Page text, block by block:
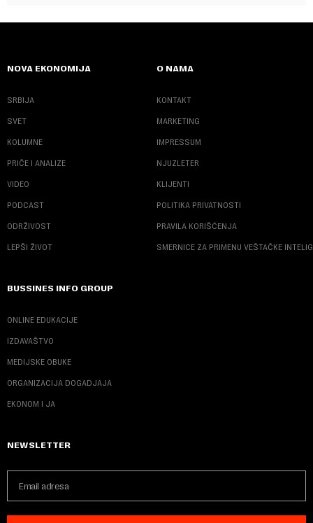
NOVA EKONOMIJA
SRBIJA
SVET
KOLUMNE
PRIČE I ANALIZE
VIDEO
PODCAST
ODRŽIVOST
LEPŠI ŽIVOT
O NAMA
KONTAKT
MARKETING
IMPRESSUM
NJUZLETER
KLIJENTI
POLITIKA PRIVATNOSTI
PRAVILA KORIŠĆENJA
SMERNICE ZA PRIMENU VEŠTAČKE
BUSSINES INFO GROUP
ONLINE EDUKACIJE
IZDAVAŠTVO
MEDIJSKE OBUKE
ORGANIZACIJA DOGADJAJA
EKONOM I JA
NEWSLETTER